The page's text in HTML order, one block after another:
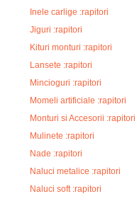
Inele carlige :rapitori
Jiguri :rapitori
Kituri monturi :rapitori
Lansete :rapitori
Mincioguri :rapitori
Momeli artificiale :rapitori
Monturi si Accesorii :rapitori
Mulinete :rapitori
Nade :rapitori
Naluci metalice :rapitori
Naluci soft :rapitori